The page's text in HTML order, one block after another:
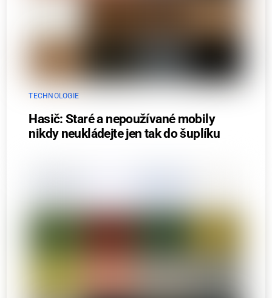
TECHNOLOGIE
Hasič: Staré a nepoužívané mobily
nikdy neukládejte jen tak do šuplíku